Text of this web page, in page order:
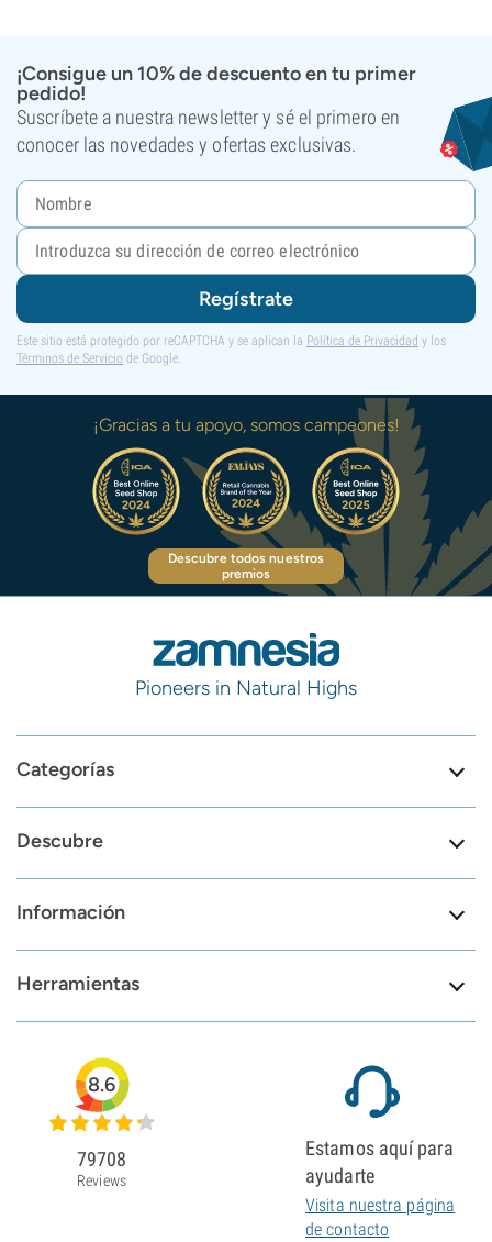
¡Consigue un 10% de descuento en tu primer
pedido!
Suscríbete a nuestra newsletter y sé el primero en
conocer las novedades y ofertas exclusivas.
Regístrate
Este sitio está protegido por reCAPTCHA y se aplican la Política de Privacidad y los
Términos de Servicio de Google.
¡Gracias a tu apoyo, somos campeones!
Descubre todos nuestros
premios
Pioneers in Natural Highs
Categorías
Descubre
Información
Herramientas
8.6
79708
Reviews
Estamos aquí para
ayudarte
Visita nuestra página
de contacto